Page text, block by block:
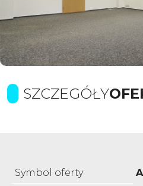
SZCZEGÓŁY
Symbol oferty